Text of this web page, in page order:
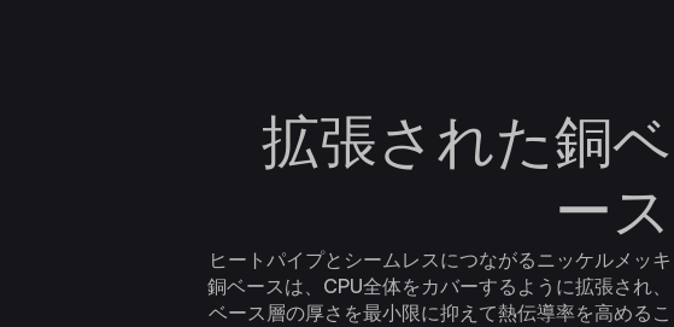
拡張された銅ベ
ース
ヒートパイプとシームレスにつながるニッケルメッキ
銅ベースは、CPU全体をカバーするように拡張され、
ベース層の厚さを最小限に抑えて熱伝導率を高めるこ